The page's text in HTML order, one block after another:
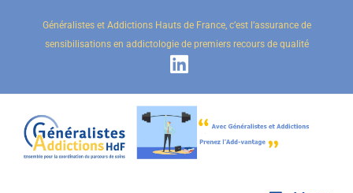
Généralistes et Addictions Hauts de France, c’est l’assurance de
sensibilisations en addictologie de premiers recours de qualité